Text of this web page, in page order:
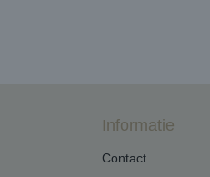
Informatie
Contact